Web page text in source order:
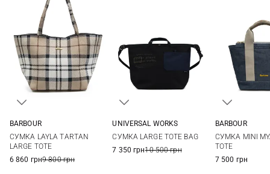
BARBOUR
СУМКА LAYLA TARTAN
LARGE TOTE
6 860 грн9 800 грн
UNIVERSAL WORKS
СУМКА LARGE TOTE BAG
7 350 грн10 500 грн
BARBOUR
СУМКА MINI
TOTE
7 500 грн